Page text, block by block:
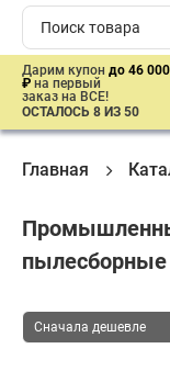
Дарим купон до 46 000
₽ на первый
заказ на ВСЕ!
ОСТАЛОСЬ 8 ИЗ 50
Главная
пылесборные
Сначала дешевле